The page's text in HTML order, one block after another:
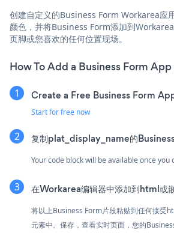
创建自定义的Business Form Workarea应
颜色，并将Business Form添加到Workarea
页脚或您喜欢的任何位置现场。
How To Add a Business Form
Create a Free Business Form
Start for free now
复制plat_display_name的
Your code block will be available once you
在Workarea编辑器中添加到html或
将以上Business Form片段粘贴到任何接受
元素中。保存，查看实时页面，您的